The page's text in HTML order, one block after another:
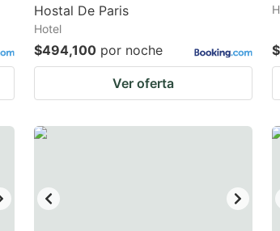
Hostal De Paris
Hotel
$494,100 por noche
Ver oferta